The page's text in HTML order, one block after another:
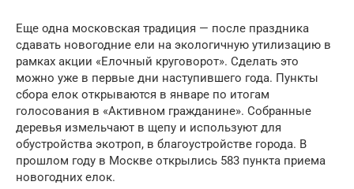
Еще одна московская традиция — после праздника
сдавать новогодние ели на экологичную утилизацию в
рамках акции «Елочный круговорот». Сделать это
можно уже в первые дни наступившего года. Пункты
сбора елок открываются в январе по итогам
голосования в «Активном гражданине». Собранные
деревья измельчают в щепу и используют для
обустройства экотроп, в благоустройстве города. В
прошлом году в Москве открылись 583 пункта приема
новогодних елок.